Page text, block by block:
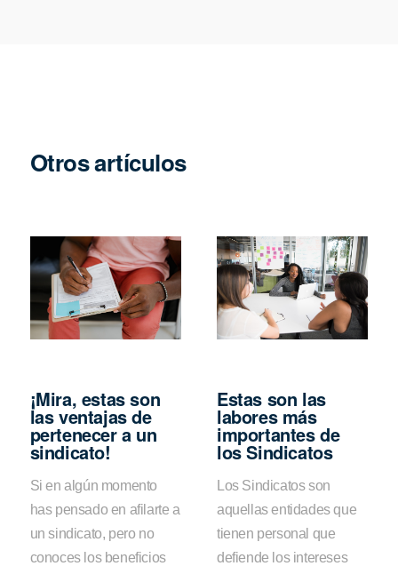
Otros artículos
¡Mira, estas son
las ventajas de
pertenecer a un
sindicato!
Si en algún momento
has pensado en afilarte a
un sindicato, pero no
conoces los beneficios
Estas son las
labores más
importantes de
los Sindicatos
Los Sindicatos son
aquellas entidades que
tienen personal que
defiende los intereses